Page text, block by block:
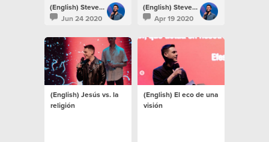
(English) Steven Richards
Jun 24 2020
(English) Steven Richards
Apr 19 2020
(English) Jesús vs. la
religión
(English) El eco de una
visión